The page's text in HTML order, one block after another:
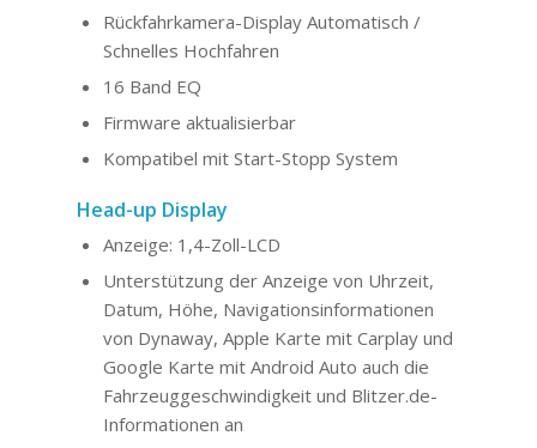
Rückfahrkamera-Display Automatisch /
Schnelles Hochfahren
16 Band EQ
Firmware aktualisierbar
Kompatibel mit Start-Stopp System
Head-up Display
Anzeige: 1,4-Zoll-LCD
Unterstützung der Anzeige von Uhrzeit,
Datum, Höhe, Navigationsinformationen
von Dynaway, Apple Karte mit Carplay und
Google Karte mit Android Auto auch die
Fahrzeuggeschwindigkeit und Blitzer.de-
Informationen an